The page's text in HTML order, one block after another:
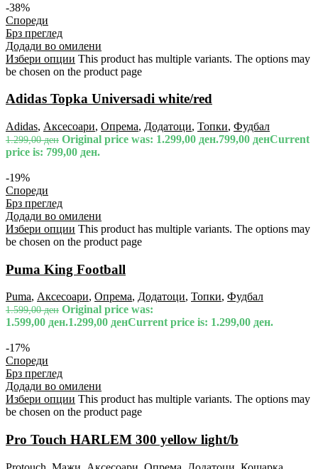
-38%
Спореди
Брз преглед
Додади во омилени
Избери опции This product has multiple variants. The options may
be chosen on the product page
Adidas Topka Universadi white/red
Adidas, Аксесоари, Опрема, Додатоци, Топки, Фудбал
1.299,00ден Original price was: 1.299,00 ден.799,00 денCurrent
price is: 799,00 ден.
-19%
Спореди
Брз преглед
Додади во омилени
Избери опции This product has multiple variants. The options may
be chosen on the product page
Puma King Football
Puma, Аксесоари, Опрема, Додатоци, Топки, Фудбал
1.599,00ден Original price was:
1.599,00 ден.1.299,00 денCurrent price is: 1.299,00 ден.
-17%
Спореди
Брз преглед
Додади во омилени
Избери опции This product has multiple variants. The options may
be chosen on the product page
Pro Touch HARLEM 300 yellow light/b